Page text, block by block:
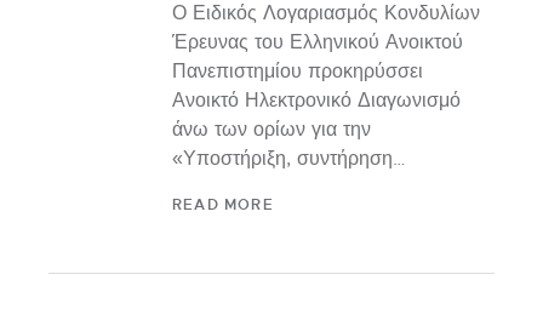
Ο Ειδικός Λογαριασμός Κονδυλίων
Έρευνας του Ελληνικού Ανοικτού
Πανεπιστημίου προκηρύσσει
Ανοικτό Ηλεκτρονικό Διαγωνισμό
άνω των ορίων για την
«Υποστήριξη, συντήρηση…
READ MORE